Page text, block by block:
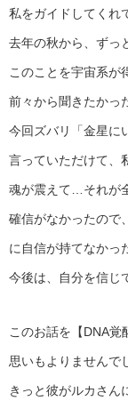
私をガイドしてくれ
去年の秋から、ずっ
このことを宇宙系が
前々から聞きたかっ
今回ズバリ「金星に
言っていただけて、
魂が震えて…それが
確信がなかったので
に自信が持てなかっ
今後は、自分を信じ
このお話を【DNA覚
思いもよりませんで
きっと彼がルカさ